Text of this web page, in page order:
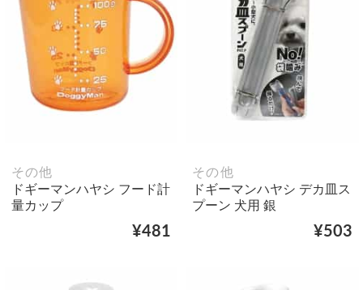
その他
ドギーマンハヤシ フード計
量カップ
¥481
その他
ドギーマンハヤシ デカ皿ス
プーン 犬用 銀
¥503